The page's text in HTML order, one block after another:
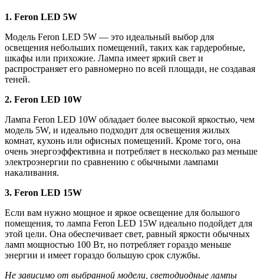
1. Feron LED 5W
Модель Feron LED 5W — это идеальный выбор для
освещения небольших помещений, таких как гардеробные,
шкафы или прихожие. Лампа имеет яркий свет и
распространяет его равномерно по всей площади, не создавая
теней.
2. Feron LED 10W
Лампа Feron LED 10W обладает более высокой яркостью, чем
модель 5W, и идеально подходит для освещения жилых
комнат, кухонь или офисных помещений. Кроме того, она
очень энергоэффективна и потребляет в несколько раз меньше
электроэнергии по сравнению с обычными лампами
накаливания.
3. Feron LED 15W
Если вам нужно мощное и яркое освещение для большого
помещения, то лампа Feron LED 15W идеально подойдет для
этой цели. Она обеспечивает свет, равный яркости обычных
ламп мощностью 100 Вт, но потребляет гораздо меньше
энергии и имеет гораздо большую срок службы.
Не зависимо от выбранной модели, светодиодные лампы